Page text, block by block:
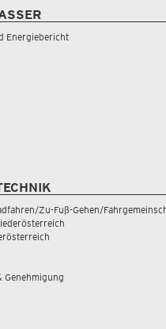
Energiebericht
Zu-Fuß-Gehen/
Genehmigung